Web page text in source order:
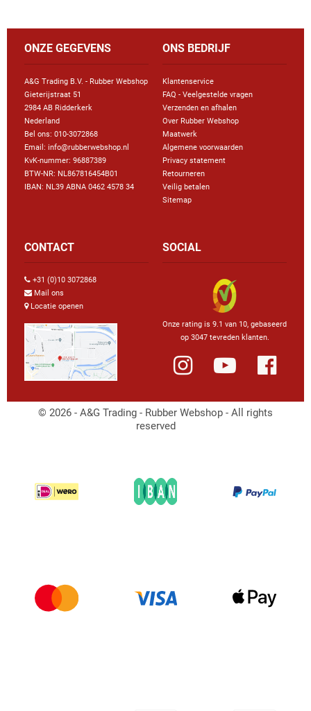
ONZE GEGEVENS
A&G Trading B.V. - Rubber Webshop
Gieterijstraat 51
2984 AB Ridderkerk
Nederland
Bel ons: 010-3072868
Email: info@rubberwebshop.nl
KvK-nummer: 96887389
BTW-NR: NL867816454B01
IBAN: NL39 ABNA 0462 4578 34
ONS BEDRIJF
Klantenservice
FAQ - Veelgestelde vragen
Verzenden en afhalen
Over Rubber Webshop
Maatwerk
Algemene voorwaarden
Privacy statement
Retourneren
Veilig betalen
Sitemap
CONTACT
+31 (0)10 3072868
Mail ons
Locatie openen
SOCIAL
Onze rating is 9.1 van 10, gebaseerd
op 3047 tevreden klanten.
© 2026 - A&G Trading - Rubber Webshop - All rights
reserved